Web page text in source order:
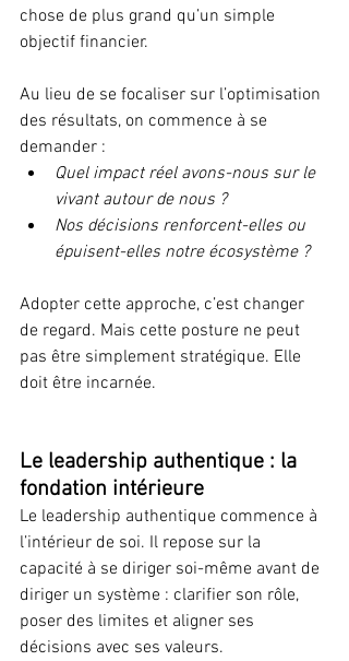
chose de plus grand qu’un simple
objectif financier.
Au lieu de se focaliser sur l’optimisation
des résultats, on commence à se
demander :
Quel impact réel avons-nous sur le
vivant autour de nous ?
Nos décisions renforcent-elles ou
épuisent-elles notre écosystème ?
Adopter cette approche, c’est changer
de regard. Mais cette posture ne peut
pas être simplement stratégique. Elle
doit être incarnée.
Le leadership authentique : la
fondation intérieure
Le leadership authentique commence à
l’intérieur de soi. Il repose sur la
capacité à se diriger soi-même avant de
diriger un système : clarifier son rôle,
poser des limites et aligner ses
décisions avec ses valeurs.